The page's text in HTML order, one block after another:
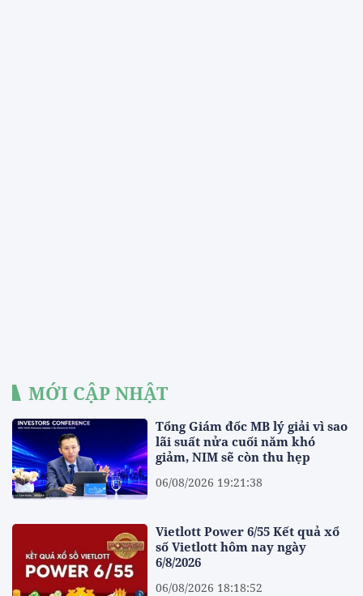
MỚI CẬP NHẬT
Tổng Giám đốc MB lý giải vì sao
lãi suất nửa cuối năm khó
giảm, NIM sẽ còn thu hẹp
06/08/2026 19:21:38
Vietlott Power 6/55 Kết quả xổ
số Vietlott hôm nay ngày
6/8/2026
06/08/2026 18:18:52